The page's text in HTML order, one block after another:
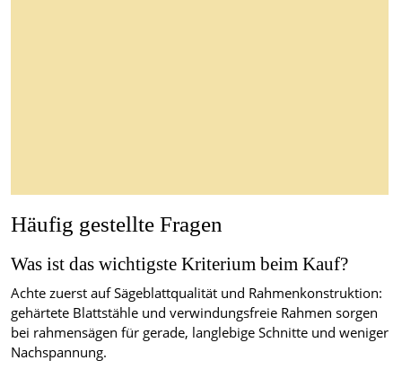
Häufig gestellte Fragen
Was ist das wichtigste Kriterium beim Kauf?
Achte zuerst auf Sägeblattqualität und Rahmenkonstruktion:
gehärtete Blattstähle und verwindungsfreie Rahmen sorgen
bei rahmensägen für gerade, langlebige Schnitte und weniger
Nachspannung.